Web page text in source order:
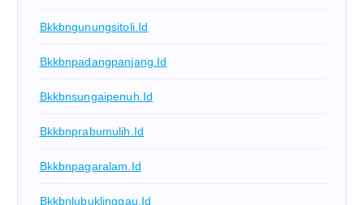
Bkkbngunungsitoli.id
Bkkbnpadangpanjang.id
Bkkbnsungaipenuh.id
Bkkbnprabumulih.id
Bkkbnpagaralam.id
Bkkbnlubuklinggau.id